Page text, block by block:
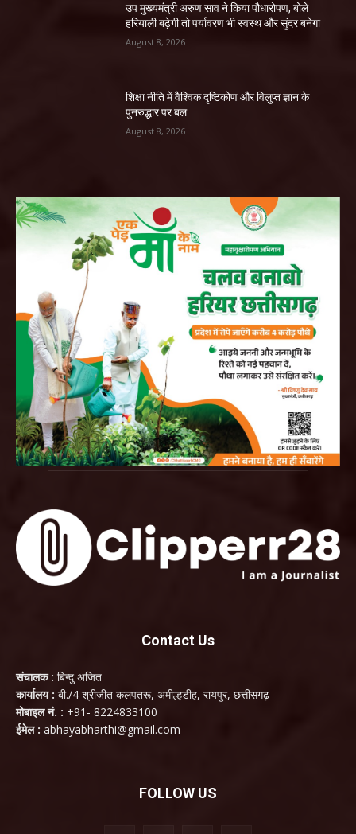
उप मुख्यमंत्री अरुण साव ने किया पौधारोपण, बोले
हरियाली बढ़ेगी तो पर्यावरण भी स्वस्थ और सुंदर बनेगा
August 8, 2026
शिक्षा नीति में वैश्विक दृष्टिकोण और विलुप्त ज्ञान के
पुनरुद्धार पर बल
August 8, 2026
Contact Us
संचालक : बिन्दु अजित
कार्यालय : बी./4 श्रीजीत कलपतरू, अमील्हडीह, रायपुर, छत्तीसगढ़
मोबाइल नं. : +91- 8224833100
ईमेल : abhayabharthi@gmail.com
FOLLOW US